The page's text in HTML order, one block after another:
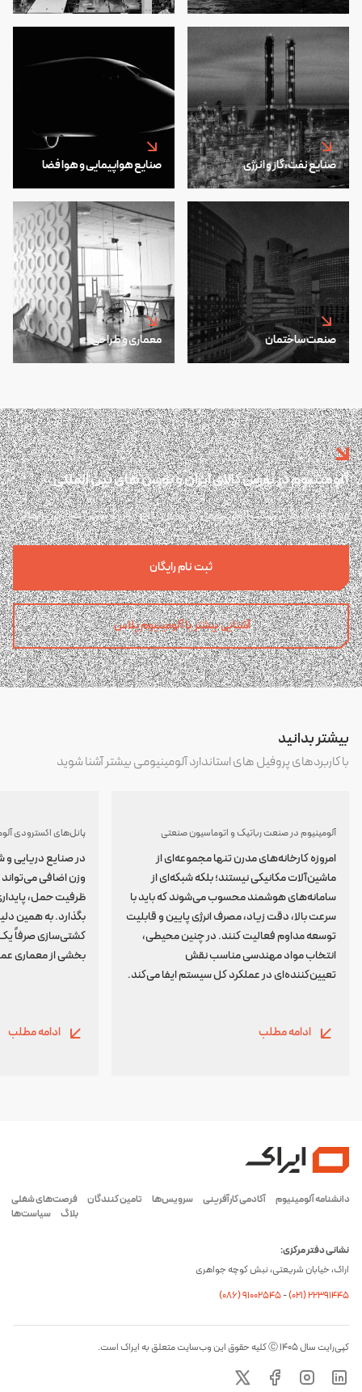
صنایع نفت،گاز و انرژی صنایع هواپیمایی و هوا فضا
صنعت ساختمان معماری و طراحی
آلومینیوم در بورس کالای ایران و بورس های بین المللی
مرجع قیمت های رسمی آلومینیومی در بورس کالای ایران و بورس های بین المللی
ثبت نام رایگان
آشنایی بیشتر با آلومینیوم پلاس
بیشتر بدانید
با کاربردهای پروفیل های استاندارد آلومینیومی بیشتر آشنا شوید
آلومینیوم در صنعت رباتیک و اتوماسیون صنعتی
امروزه کارخانه‌های مدرن تنها مجموعه‌ای از
ماشین‌آلات مکانیکی نیستند؛ بلکه شبکه‌ای از
سامانه‌های هوشمند محسوب می‌شوند که باید با
سرعت بالا، دقت زیاد، مصرف انرژی پایین و قابلیت
توسعه مداوم فعالیت کنند. در چنین محیطی،
انتخاب مواد مهندسی مناسب نقش
تعیین‌کننده‌ای در عملکرد کل سیستم ایفا می‌کند.
ادامه مطلب
پانل‌های اکسترودی
در صنایع دریایی و
وزن اضافی
ظرفیت حمل،
بگذارد. به همین
کشتی‌سازی صرفاً
بخشی از معماری
ادامه مطلب
دانشنامه آلومینیوم آکادمی کارآفرینی سرویس‌ها تامین کنندگان
فرصت‌های شغلی
بلاگ
سیاست‌ها
نشانی دفتر مرکزی:
اراک، خیابان شریعتی، نبش کوچه جواهری
(۰۸۶) ۹۱۰۰۲۵۴۵-(۰21) 22391445
کپی‌رایت سال ۱۴۰۵ Ⓒ کلیه حقوق این وب‌سایت متعلق به ایراک است.